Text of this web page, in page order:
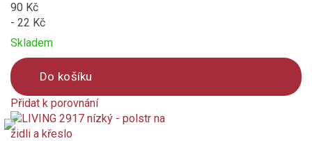
přírodní
růžová
hořčicová
tmavě šedá
90 Kč
- 22 Kč
Skladem
Do košíku
Přidat k porovnání
Product
is